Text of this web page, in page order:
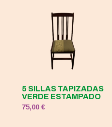
5 SILLAS TAPIZADAS
VERDE ESTAMPADO
75,00 €